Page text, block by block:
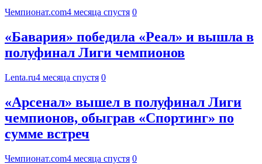
Чемпионат.com4 месяца спустя 0
«Бавария» победила «Реал» и вышла в
полуфинал Лиги чемпионов
Lenta.ru4 месяца спустя 0
«Арсенал» вышел в полуфинал Лиги
чемпионов, обыграв «Спортинг» по
сумме встреч
Чемпионат.com4 месяца спустя 0